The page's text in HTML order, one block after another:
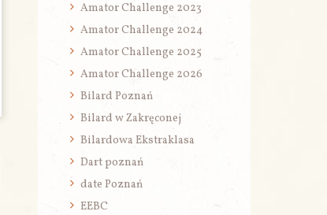
Amator Challenge 2023
Amator Challenge 2024
Amator Challenge 2025
Amator Challenge 2026
Bilard Poznań
Bilard w Zakręconej
Bilardowa Ekstraklasa
Dart poznań
date Poznań
EEBC